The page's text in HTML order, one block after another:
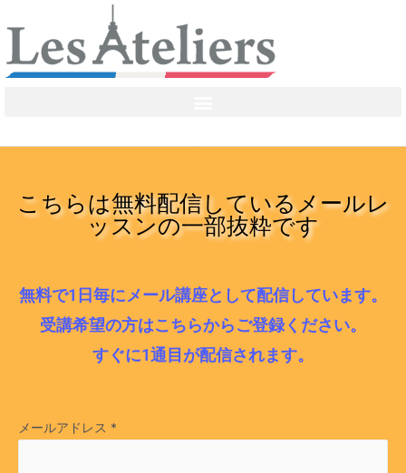
こちらは無料配信しているメールレ
ッスンの一部抜粋です
無料で1日毎にメール講座として配信しています。
受講希望の方はこちらからご登録ください。
すぐに1通目が配信されます。
メールアドレス *